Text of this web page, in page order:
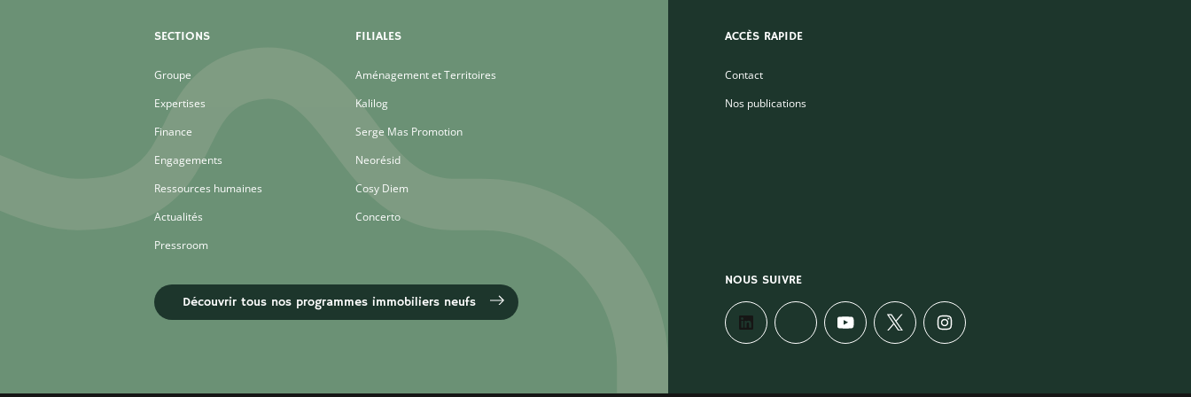
SECTIONS
Groupe
Expertises
Finance
Engagements
Ressources humaines
Actualités
Pressroom
FILIALES
Aménagement et Territoires
Kalilog
Serge Mas Promotion
Neorésid
Cosy Diem
Concerto
Découvrir tous nos programmes immobiliers neufs
ACCÈS RAPIDE
Contact
Nos publications
NOUS SUIVRE